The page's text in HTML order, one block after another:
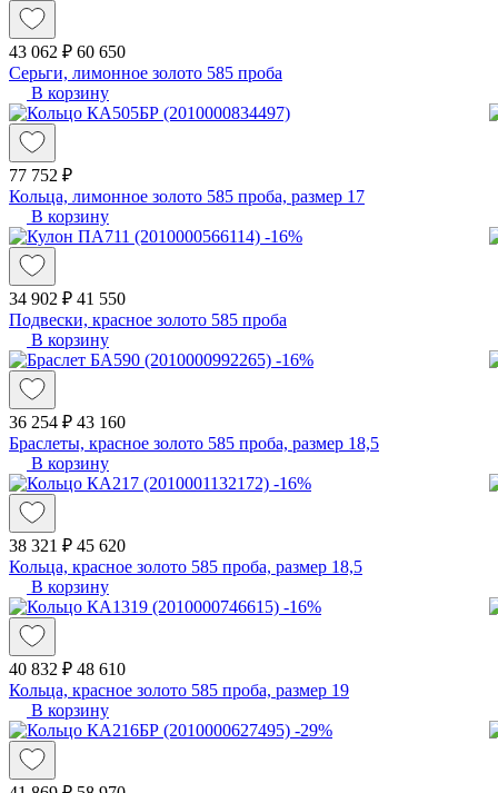
43 062 ₽ 60 650
Серьги, лимонное золото 585 проба
В корзину
77 752 ₽
Кольца, лимонное золото 585 проба, размер 17
В корзину
-16%
34 902 ₽ 41 550
Подвески, красное золото 585 проба
В корзину
-16%
36 254 ₽ 43 160
Браслеты, красное золото 585 проба, размер 18,5
В корзину
-16%
38 321 ₽ 45 620
Кольца, красное золото 585 проба, размер 18,5
В корзину
-16%
40 832 ₽ 48 610
Кольца, красное золото 585 проба, размер 19
В корзину
-29%